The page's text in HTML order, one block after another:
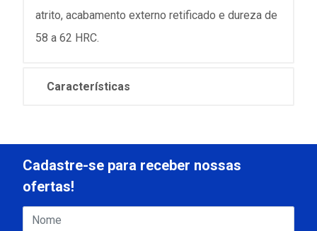
atrito, acabamento externo retificado e dureza de
58 a 62 HRC.
Características
Cadastre-se para receber nossas
ofertas!